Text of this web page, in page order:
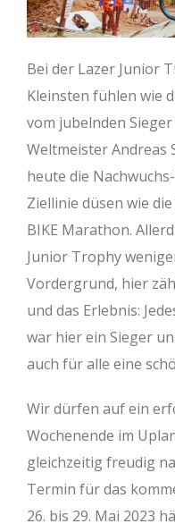
Bei der Lazer Junior
Kleinsten fühlen wie
vom jubelnden
Weltmeister Andreas
heute die
Ziellinie düsen wie
BIKE Marathon.
Junior Trophy
Vordergrund, hier
und das Erlebnis:
war hier ein Sieger
auch für alle eine
Wir dürfen auf ein
Wochenende im
gleichzeitig freudig
Termin für das
26. bis 29. Mai 2023